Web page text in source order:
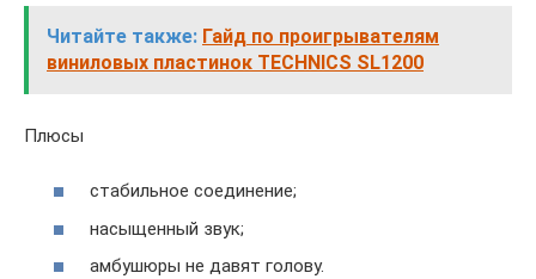
Читайте также: Гайд по проигрывателям
виниловых пластинок TECHNICS SL1200
Плюсы
стабильное соединение;
насыщенный звук;
амбушюры не давят голову.